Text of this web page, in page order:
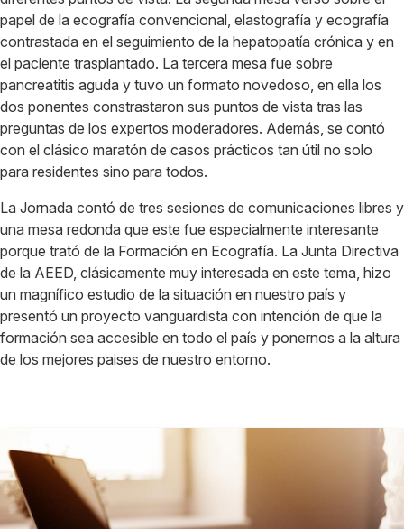
papel de la ecografía convencional, elastografía y ecografía
contrastada en el seguimiento de la hepatopatía crónica y en
el paciente trasplantado. La tercera mesa fue sobre
pancreatitis aguda y tuvo un formato novedoso, en ella los
dos ponentes constrastaron sus puntos de vista tras las
preguntas de los expertos moderadores. Además, se contó
con el clásico maratón de casos prácticos tan útil no solo
para residentes sino para todos.
La Jornada contó de tres sesiones de comunicaciones libres y
una mesa redonda que este fue especialmente interesante
porque trató de la Formación en Ecografía. La Junta Directiva
de la AEED, clásicamente muy interesada en este tema, hizo
un magnífico estudio de la situación en nuestro país y
presentó un proyecto vanguardista con intención de que la
formación sea accesible en todo el país y ponernos a la altura
de los mejores paises de nuestro entorno.